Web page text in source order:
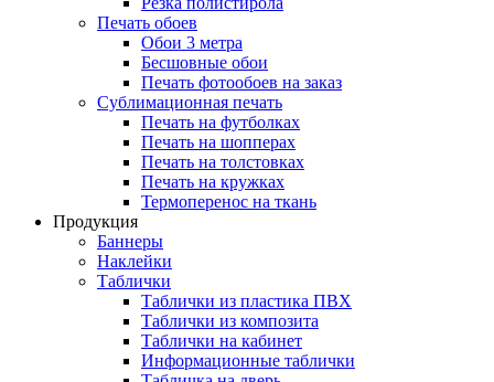
Печать обоев
Обои 3 метра
Бесшовные обои
Печать фотообоев на заказ
Сублимационная печать
Печать на футболках
Печать на шопперах
Печать на толстовках
Печать на кружках
Термоперенос на ткань
Продукция
Баннеры
Наклейки
Таблички
Таблички из пластика ПВХ
Таблички из композита
Таблички на кабинет
Информационные таблички